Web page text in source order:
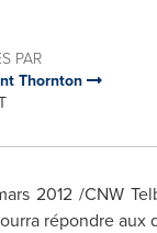
PAR
Thornton
2012 /CNW
répondre aux